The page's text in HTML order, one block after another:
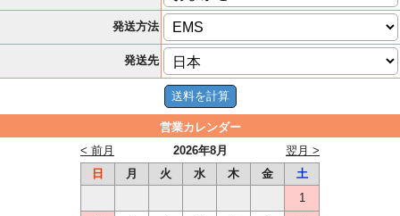
発送方法
発送先
営業カレンダー
2026年8月
< 前月
翌月 >
日
月 火 水 木 金
土
1